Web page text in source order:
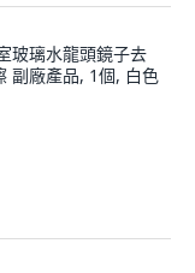
玻璃水龍頭鏡子去
副廠產品, 1個, 白色